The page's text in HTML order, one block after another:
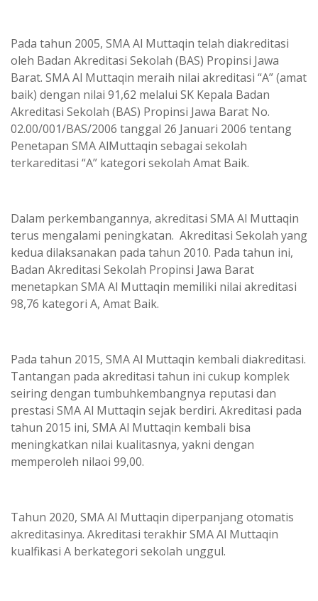
Pada tahun 2005, SMA Al Muttaqin telah diakreditasi
oleh Badan Akreditasi Sekolah (BAS) Propinsi Jawa
Barat. SMA Al Muttaqin meraih nilai akreditasi “A” (amat
baik) dengan nilai 91,62 melalui SK Kepala Badan
Akreditasi Sekolah (BAS) Propinsi Jawa Barat No.
02.00/001/BAS/2006 tanggal 26 Januari 2006 tentang
Penetapan SMA AlMuttaqin sebagai sekolah
terkareditasi “A” kategori sekolah Amat Baik.
Dalam perkembangannya, akreditasi SMA Al Muttaqin
terus mengalami peningkatan. Akreditasi Sekolah yang
kedua dilaksanakan pada tahun 2010. Pada tahun ini,
Badan Akreditasi Sekolah Propinsi Jawa Barat
menetapkan SMA Al Muttaqin memiliki nilai akreditasi
98,76 kategori A, Amat Baik.
Pada tahun 2015, SMA Al Muttaqin kembali diakreditasi.
Tantangan pada akreditasi tahun ini cukup komplek
seiring dengan tumbuhkembangnya reputasi dan
prestasi SMA Al Muttaqin sejak berdiri. Akreditasi pada
tahun 2015 ini, SMA Al Muttaqin kembali bisa
meningkatkan nilai kualitasnya, yakni dengan
memperoleh nilaoi 99,00.
Tahun 2020, SMA Al Muttaqin diperpanjang otomatis
akreditasinya. Akreditasi terakhir SMA Al Muttaqin
kualfikasi A berkategori sekolah unggul.